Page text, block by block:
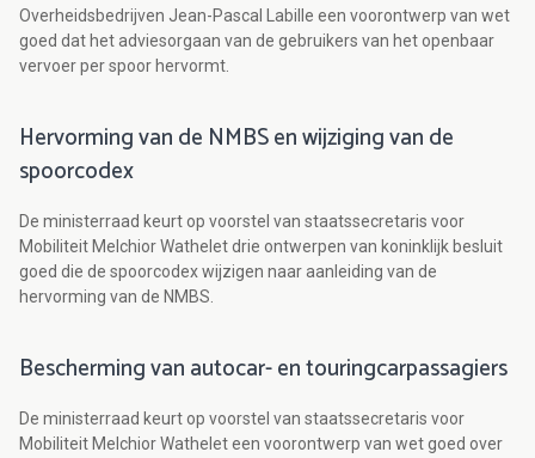
Overheidsbedrijven Jean-Pascal Labille een voorontwerp van wet
goed dat het adviesorgaan van de gebruikers van het openbaar
vervoer per spoor hervormt.
Hervorming van de NMBS en wijziging van de
spoorcodex
De ministerraad keurt op voorstel van staatssecretaris voor
Mobiliteit Melchior Wathelet drie ontwerpen van koninklijk besluit
goed die de spoorcodex wijzigen naar aanleiding van de
hervorming van de NMBS.
Bescherming van autocar- en touringcarpassagiers
De ministerraad keurt op voorstel van staatssecretaris voor
Mobiliteit Melchior Wathelet een voorontwerp van wet goed over